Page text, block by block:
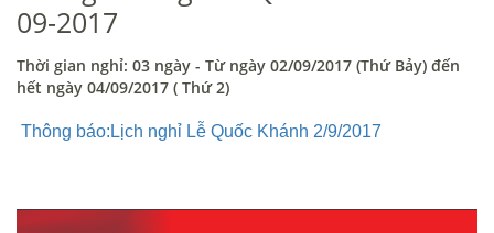
09-2017
Thời gian nghỉ: 03 ngày - Từ ngày 02/09/2017 (Thứ Bảy) đến
hết ngày 04/09/2017 ( Thứ 2)
Thông báo:Lịch nghỉ Lễ Quốc Khánh 2/9/2017